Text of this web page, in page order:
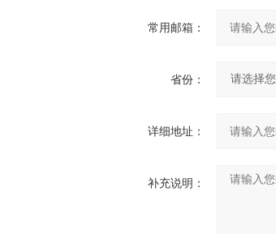
常用邮箱：
省份：
详细地址：
补充说明：